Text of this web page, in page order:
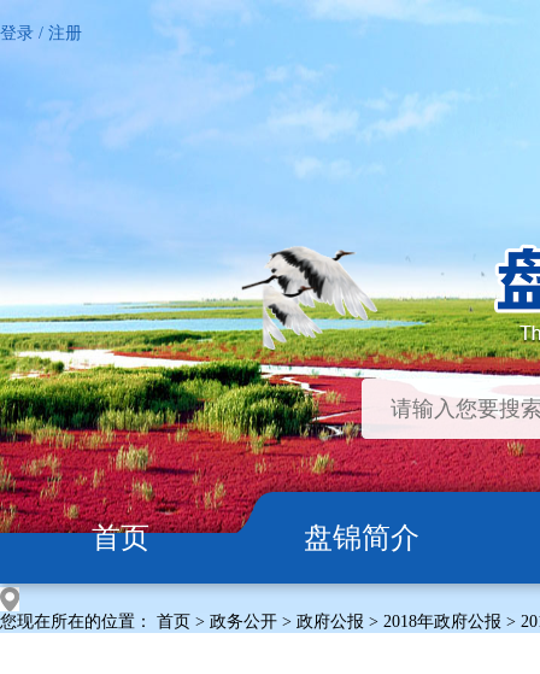
登录 / 注册
首页 盘锦简介
您现在所在的位置： 首页 > 政务公开 > 政府公报 > 2018年政府公报 >